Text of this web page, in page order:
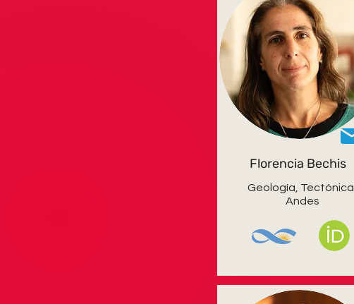
Florencia Bechis
Geología, Tectónica,
Andes